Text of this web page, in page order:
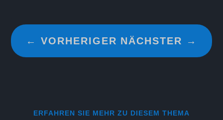
←VORHERIGER NÄCHSTER →
ERFAHREN SIE MEHR ZU DIESEM THEMA